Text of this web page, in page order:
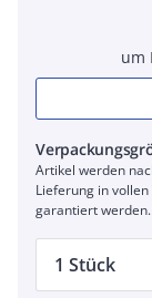
um
Artikel werden
Lieferung in
garantiert werden.
1 Stück